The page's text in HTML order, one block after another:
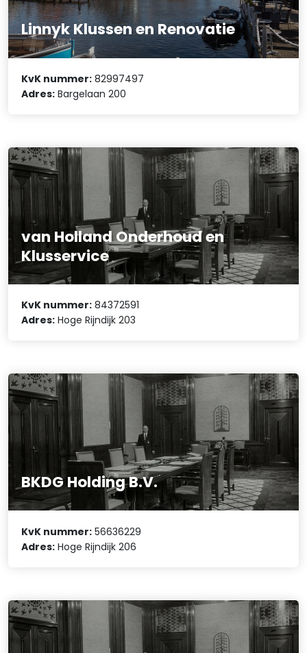
Linnyk Klussen en Renovatie
KvK nummer: 82997497
Adres: Bargelaan 200
van Holland Onderhoud en
Klusservice
KvK nummer: 84372591
Adres: Hoge Rijndijk 203
BKDG Holding B.V.
KvK nummer: 56636229
Adres: Hoge Rijndijk 206